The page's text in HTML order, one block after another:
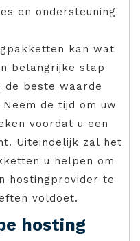
en ondersteuning
kan wat
belangrijke stap
beste waarde
de tijd om uw
voordat u een
Uiteindelijk zal het
u helpen om
hostingprovider te
voldoet.
hosting